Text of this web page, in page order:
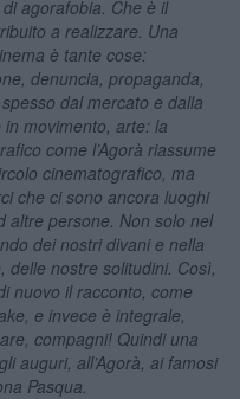
agorafobia. Che è il
a realizzare. Una
è tante cose:
denuncia, propaganda,
dal mercato e dalla
movimento, arte: la
come l’Agorà riassume
cinematografico, ma
che ci sono ancora luoghi
altre persone. Non solo nel
dei nostri divani e nella
delle nostre solitudini. Così,
nuovo il racconto, come
e invece è integrale,
compagni! Quindi una
auguri, all’Agorà, ai famosi
Pasqua.